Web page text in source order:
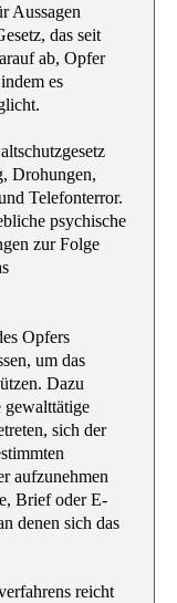
Aussagen
das seit
ab, Opfer
es
Drohungen,
Telefonterror.
psychische
zur Folge
Opfers
um das
Dazu
gewalttätige
sich der
aufzunehmen
Brief oder E-
denen sich das
reicht